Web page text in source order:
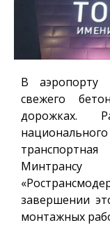
В аэропорту
свежего
дорожках.
завершении
монтажных